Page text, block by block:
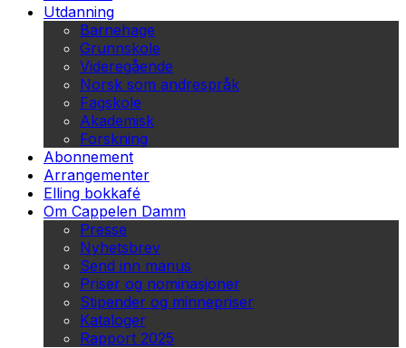
Utdanning
Barnehage
Grunnskole
Videregående
Norsk som andrespråk
Fagskole
Akademisk
Forskning
Abonnement
Arrangementer
Elling bokkafé
Om Cappelen Damm
Presse
Nyhetsbrev
Send inn manus
Priser og nominasjoner
Stipender og minnepriser
Kataloger
Rapport 2025